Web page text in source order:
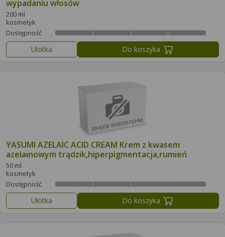
wypadaniu włosów
200 ml
kosmetyk
Dostępność
Ulotka Do koszyka
YASUMI AZELAIC ACID CREAM Krem z kwasem
azelainowym trądzik,hiperpigmentacja,rumień
50 ml
kosmetyk
Dostępność
Ulotka Do koszyka